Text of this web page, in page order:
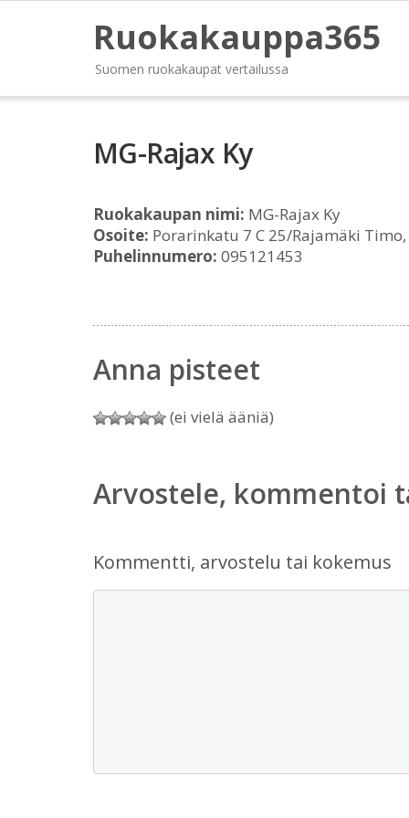
Ruokakauppa365
Suomen ruokakaupat vertailussa
MG-Rajax Ky
Ruokakaupan nimi: MG-Rajax Ky
Osoite: Porarinkatu 7 C 25/Rajamäki
Puhelinnumero: 095121453
Anna pisteet
(ei vielä ääniä)
Arvostele, kommentoi
Kommentti, arvostelu tai kokemus